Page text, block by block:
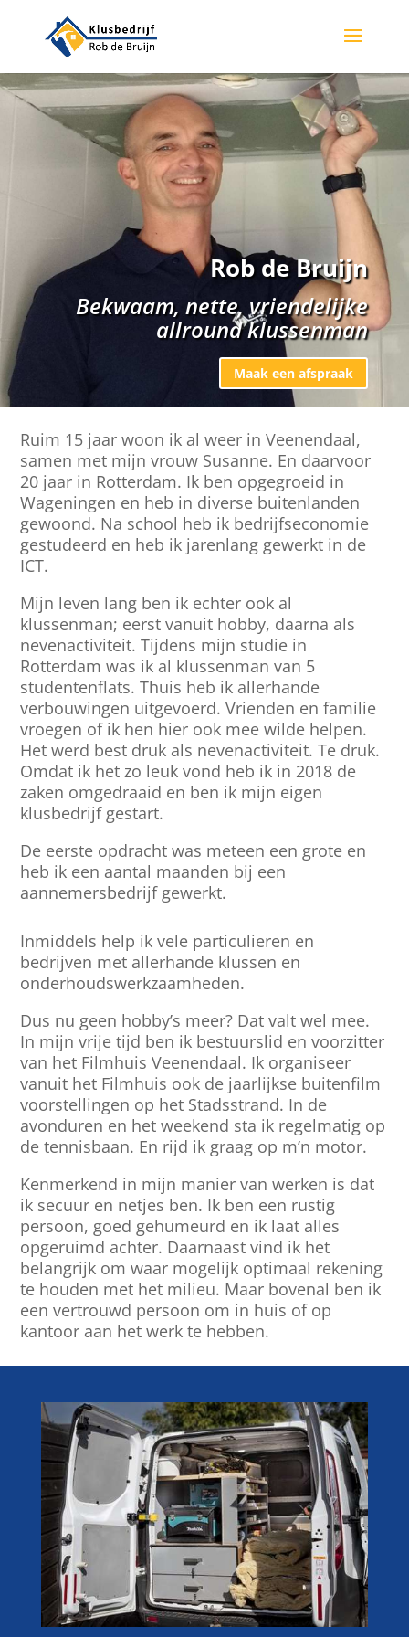
Rob de Bruijn
Bekwaam, nette, vriendelijke
allround klussenman
Maak een afspraak
Ruim 15 jaar woon ik al weer in Veenendaal,
samen met mijn vrouw Susanne. En daarvoor
20 jaar in Rotterdam. Ik ben opgegroeid in
Wageningen en heb in diverse buitenlanden
gewoond. Na school heb ik bedrijfseconomie
gestudeerd en heb ik jarenlang gewerkt in de
ICT.
Mijn leven lang ben ik echter ook al
klussenman; eerst vanuit hobby, daarna als
nevenactiviteit. Tijdens mijn studie in
Rotterdam was ik al klussenman van 5
studentenflats. Thuis heb ik allerhande
verbouwingen uitgevoerd. Vrienden en familie
vroegen of ik hen hier ook mee wilde helpen.
Het werd best druk als nevenactiviteit. Te druk.
Omdat ik het zo leuk vond heb ik in 2018 de
zaken omgedraaid en ben ik mijn eigen
klusbedrijf gestart.
De eerste opdracht was meteen een grote en
heb ik een aantal maanden bij een
aannemersbedrijf gewerkt.
Inmiddels help ik vele particulieren en
bedrijven met allerhande klussen en
onderhoudswerkzaamheden.
Dus nu geen hobby’s meer? Dat valt wel mee.
In mijn vrije tijd ben ik bestuurslid en voorzitter
van het Filmhuis Veenendaal. Ik organiseer
vanuit het Filmhuis ook de jaarlijkse buitenfilm
voorstellingen op het Stadsstrand. In de
avonduren en het weekend sta ik regelmatig op
de tennisbaan. En rijd ik graag op m’n motor.
Kenmerkend in mijn manier van werken is dat
ik secuur en netjes ben. Ik ben een rustig
persoon, goed gehumeurd en ik laat alles
opgeruimd achter. Daarnaast vind ik het
belangrijk om waar mogelijk optimaal rekening
te houden met het milieu. Maar bovenal ben ik
een vertrouwd persoon om in huis of op
kantoor aan het werk te hebben.